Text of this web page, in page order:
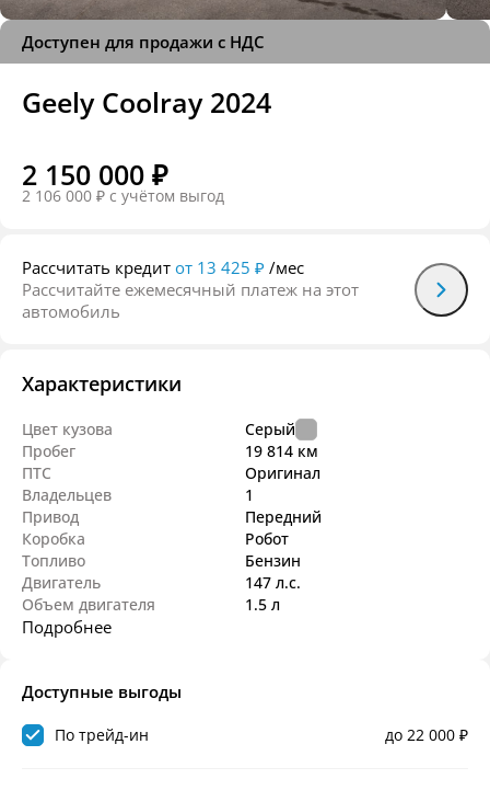
Доступен для продажи с НДС
Geely Coolray 2024
2 150 000 ₽
2 106 000 ₽ c учётом выгод
Рассчитать кредит от 13 425 ₽ /мес
Рассчитайте ежемесячный платеж на этот
автомобиль
Характеристики
Цвет кузова
Серый
Пробег
19 814 км
ПТС
Оригинал
Владельцев
1
Привод
Передний
Коробка
Робот
Топливо
Бензин
Двигатель
147 л.с.
Объем двигателя
1.5 л
Подробнее
Доступные выгоды
до 22 000 ₽
По трейд-ин